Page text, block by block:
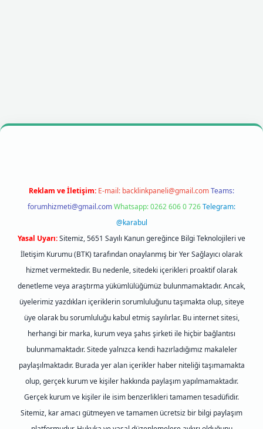
Reklam ve İletişim: E-mail: backlinkpaneli@gmail.comTeams:
forumhizmeti@gmail.comWhatsapp: 0262 606 0 726Telegram:
@karabul
Yasal Uyarı:Sitemiz, 5651 Sayılı Kanun gereğince Bilgi Teknolojileri ve
İletişim Kurumu (BTK) tarafından onaylanmış bir Yer Sağlayıcı olarak
hizmet vermektedir. Bu nedenle, sitedeki içerikleri proaktif olarak
denetleme veya araştırma yükümlülüğümüz bulunmamaktadır. Ancak,
üyelerimiz yazdıkları içeriklerin sorumluluğunu taşımakta olup, siteye
üye olarak bu sorumluluğu kabul etmiş sayılırlar. Bu internet sitesi,
herhangi bir marka, kurum veya şahıs şirketi ile hiçbir bağlantısı
bulunmamaktadır. Sitede yalnızca kendi hazırladığımız makaleler
paylaşılmaktadır. Burada yer alan içerikler haber niteliği taşımamakta
olup, gerçek kurum ve kişiler hakkında paylaşım yapılmamaktadır.
Gerçek kurum ve kişiler ile isim benzerlikleri tamamen tesadüfidir.
Sitemiz, kar amacı gütmeyen ve tamamen ücretsiz bir bilgi paylaşım